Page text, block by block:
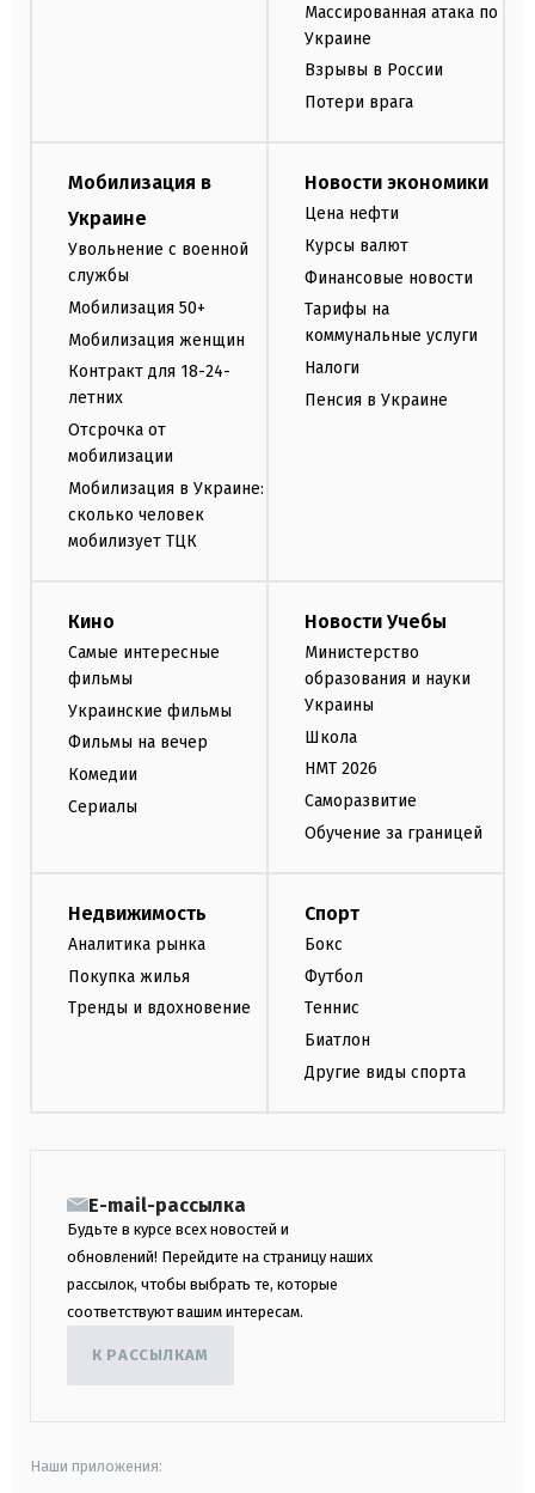
Массированная атака по
Украине
Взрывы в России
Потери врага
Мобилизация в
Украине
Увольнение с военной
службы
Мобилизация 50+
Мобилизация женщин
Контракт для 18-24-
летних
Отсрочка от
мобилизации
Мобилизация в Украине:
сколько человек
мобилизует ТЦК
Новости экономики
Цена нефти
Курсы валют
Финансовые новости
Тарифы на
коммунальные услуги
Налоги
Пенсия в Украине
Кино
Самые интересные
фильмы
Украинские фильмы
Фильмы на вечер
Комедии
Сериалы
Новости Учебы
Министерство
образования и науки
Украины
Школа
НМТ 2026
Саморазвитие
Обучение за границей
Недвижимость
Аналитика рынка
Покупка жилья
Тренды и вдохновение
Спорт
Бокс
Футбол
Теннис
Биатлон
Другие виды спорта
E-mail-рассылка
Будьте в курсе всех новостей и
обновлений! Перейдите на страницу наших
рассылок, чтобы выбрать те, которые
соответствуют вашим интересам.
К РАССЫЛКАМ
Наши приложения: